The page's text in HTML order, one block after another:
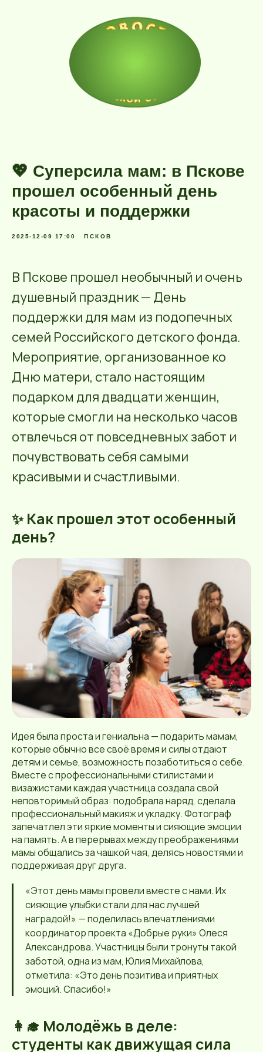
💖 Суперсила мам: в Пскове
прошел особенный день
красоты и поддержки
2025-12-09 17:00 ПСКОВ
В Пскове прошел необычный и очень
душевный праздник — День
поддержки для мам из подопечных
семей Российского детского фонда.
Мероприятие, организованное ко
Дню матери, стало настоящим
подарком для двадцати женщин,
которые смогли на несколько часов
отвлечься от повседневных забот и
почувствовать себя самыми
красивыми и счастливыми.
✨ Как прошел этот особенный
день?
Идея была проста и гениальна — подарить мамам,
которые обычно все своё время и силы отдают
детям и семье, возможность позаботиться о себе.
Вместе с профессиональными стилистами и
визажистами каждая участница создала свой
неповторимый образ: подобрала наряд, сделала
профессиональный макияж и укладку. Фотограф
запечатлел эти яркие моменты и сияющие эмоции
на память. А в перерывах между преображениями
мамы общались за чашкой чая, делясь новостями и
поддерживая друг друга.
«Этот день мамы провели вместе с нами. Их
сияющие улыбки стали для нас лучшей
наградой!» — поделилась впечатлениями
координатор проекта «Добрые руки» Олеся
Александрова. Участницы были тронуты такой
заботой, одна из мам, Юлия Михайлова,
отметила: «Это день позитива и приятных
эмоций. Спасибо!»
👩‍🎓 Молодёжь в деле:
студенты как движущая сила